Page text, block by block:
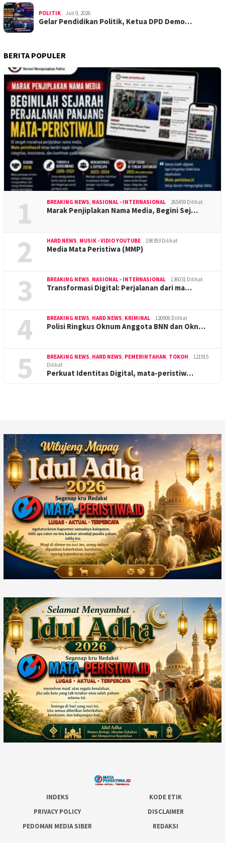
POLITIK Juli 9, 2026
Gelar Pendidikan Politik, Ketua DPD Demo…
BERITA POPULER
1 BREAKING NEWS NASIONAL - INTERNASIONAL 265459 Dilihat
Marak Penjiplakan Nama Media, Begini Sej…
2 HARD NEWS MUSIK - VIDIO YOUTUBE 198393 Dilihat
Media Mata Peristiwa (MMP)
3 BREAKING NEWS NASIONAL - INTERNASIONAL 136031 Dilihat
Transformasi Digital: Perjalanan dari ma…
4 BREAKING NEWS HARD NEWS KRIMINAL 126906 Dilihat
Polisi Ringkus Oknum Anggota BNN dan Okn…
5 BREAKING NEWS HARD NEWS PEMERINTAHAN TOKOH
121915
Dilihat
Perkuat Identitas Digital, mata-peristiw…
INDEKS
KODE ETIK
PRIVACY POLICY
DISCLAIMER
PEDOMAN MEDIA SIBER
REDAKSI